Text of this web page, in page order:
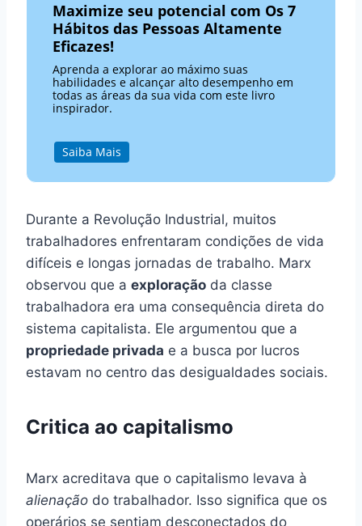
Maximize seu potencial com Os 7
Hábitos das Pessoas Altamente
Eficazes!
Aprenda a explorar ao máximo suas
habilidades e alcançar alto desempenho em
todas as áreas da sua vida com este livro
inspirador.
Saiba Mais
Durante a Revolução Industrial, muitos
trabalhadores enfrentaram condições de vida
difíceis e longas jornadas de trabalho. Marx
observou que a exploração da classe
trabalhadora era uma consequência direta do
sistema capitalista. Ele argumentou que a
propriedade privada e a busca por lucros
estavam no centro das desigualdades sociais.
Critica ao capitalismo
Marx acreditava que o capitalismo levava à
alienação do trabalhador. Isso significa que os
operários se sentiam desconectados do